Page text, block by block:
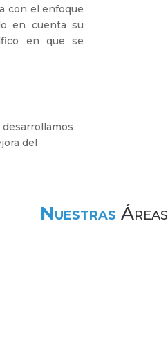
con el enfoque
en cuenta su
en que se
del
Nuestras Áreas